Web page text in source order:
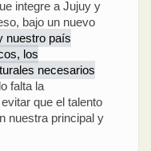
integre a Jujuy y
bajo un nuevo
nuestro país
los
necesarios
falta la
que el talento
nuestra principal y